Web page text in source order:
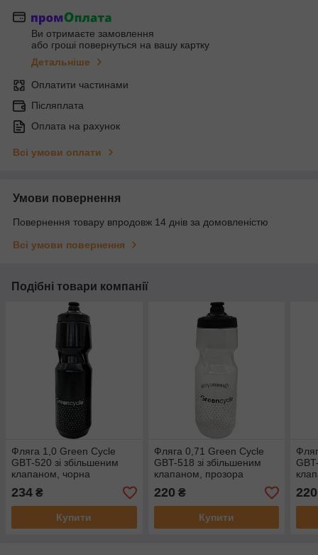
Ви отримаєте замовлення
або гроші повернуться на вашу картку
Детальніше
Оплатити частинами
Післяплата
Оплата на рахунок
Всі умови оплати
Умови повернення
Повернення товару впродовж 14 днів за домовленістю
Всі умови повернення
Подібні товари компанії
Фляга 1,0 Green Cycle
GBT-520 зі збільшеним
клапаном, чорна
234 ₴
Купити
Фляга 0,71 Green Cycle
GBT-518 зі збільшеним
клапаном, прозора
220 ₴
Купити
220